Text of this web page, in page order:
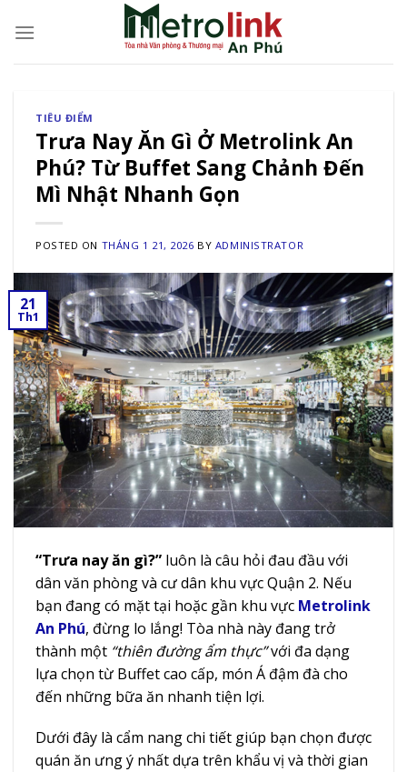
TIÊU ĐIỂM
Trưa Nay Ăn Gì Ở Metrolink An
Phú? Từ Buffet Sang Chảnh Đến
Mì Nhật Nhanh Gọn
POSTED ON THÁNG 1 21, 2026 BY ADMINISTRATOR
21
Th1
“Trưa nay ăn gì?” luôn là câu hỏi đau đầu với
dân văn phòng và cư dân khu vực Quận 2. Nếu
bạn đang có mặt tại hoặc gần khu vực Metrolink
An Phú, đừng lo lắng! Tòa nhà này đang trở
thành một “thiên đường ẩm thực”với đa dạng
lựa chọn từ Buffet cao cấp, món Á đậm đà cho
đến những bữa ăn nhanh tiện lợi.
Dưới đây là cẩm nang chi tiết giúp bạn chọn được
quán ăn ưng ý nhất dựa trên khẩu vị và thời gian